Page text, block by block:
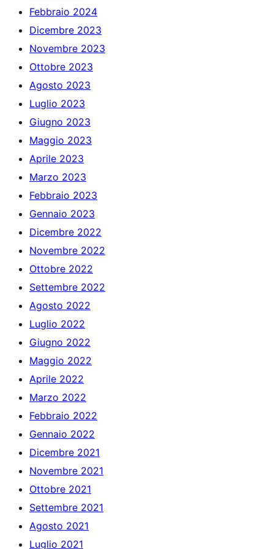
Febbraio 2024
Dicembre 2023
Novembre 2023
Ottobre 2023
Agosto 2023
Luglio 2023
Giugno 2023
Maggio 2023
Aprile 2023
Marzo 2023
Febbraio 2023
Gennaio 2023
Dicembre 2022
Novembre 2022
Ottobre 2022
Settembre 2022
Agosto 2022
Luglio 2022
Giugno 2022
Maggio 2022
Aprile 2022
Marzo 2022
Febbraio 2022
Gennaio 2022
Dicembre 2021
Novembre 2021
Ottobre 2021
Settembre 2021
Agosto 2021
Luglio 2021